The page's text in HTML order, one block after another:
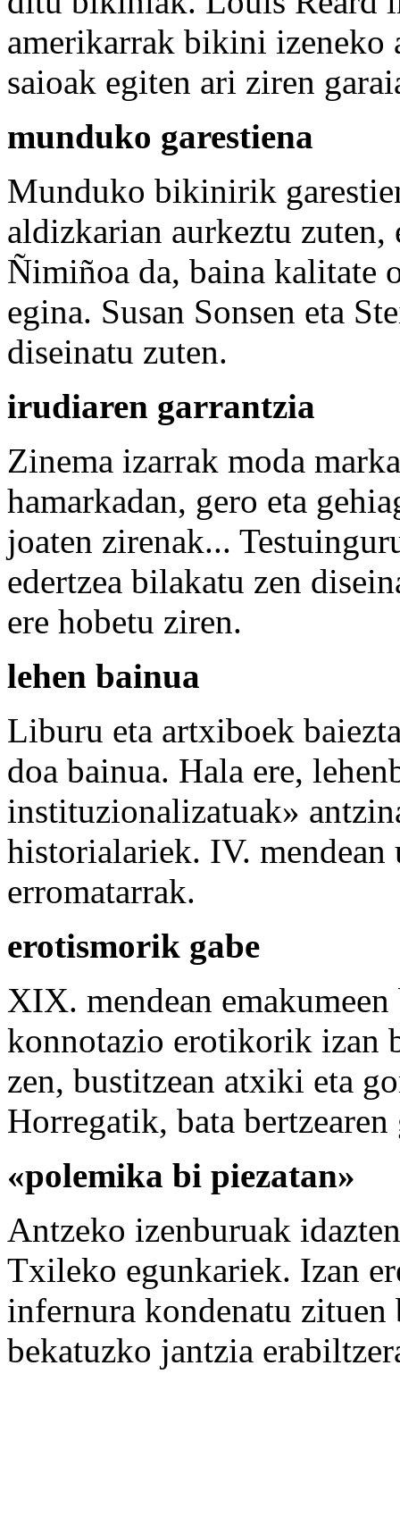
amerikarrak bikini izeneko
saioak egiten ari ziren
munduko garestiena
Munduko bikinirik
aldizkarian aurkeztu
Ñimiñoa da, baina kalitate
egina. Susan Sonsen eta
diseinatu zuten.
irudiaren garrantzia
Zinema izarrak moda
hamarkadan, gero eta
joaten zirenak...
edertzea bilakatu zen
ere hobetu ziren.
lehen bainua
Liburu eta artxiboek
doa bainua. Hala ere,
instituzionalizatuak»
historialariek. IV.
erromatarrak.
erotismorik gabe
XIX. mendean
konnotazio erotikorik izan
zen, bustitzean atxiki eta
Horregatik, bata
«polemika bi piezatan»
Antzeko izenburuak
Txileko egunkariek. Izan
infernura kondenatu zituen
bekatuzko jantzia